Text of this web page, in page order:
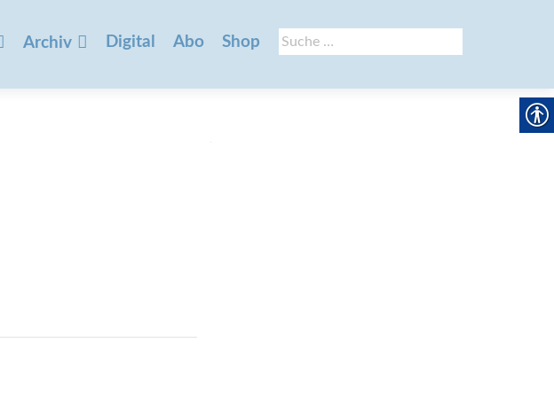
Suche
nach:
Archiv Digital Abo Shop